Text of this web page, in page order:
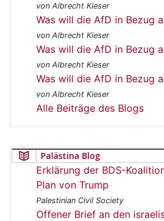
von Albrecht Kieser
Was will die AfD in Bezug
von Albrecht Kieser
Was will die AfD in Bezug
von Albrecht Kieser
Was will die AfD in Bezug
von Albrecht Kieser
Alle Beiträge des Blogs
Palästina Blog
Erklärung der BDS-
Plan von Trump
Palestinian Civil Society
Offener Brief an den